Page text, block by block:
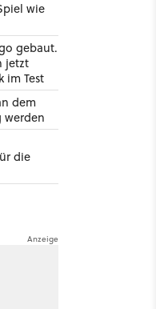
wie
gebaut.
jetzt
im Test
dem
werden
die